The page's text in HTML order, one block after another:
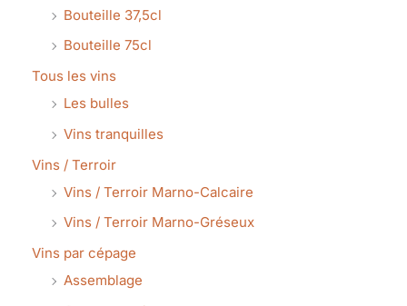
Bouteille 37,5cl
Bouteille 75cl
Tous les vins
Les bulles
Vins tranquilles
Vins / Terroir
Vins / Terroir Marno-Calcaire
Vins / Terroir Marno-Gréseux
Vins par cépage
Assemblage